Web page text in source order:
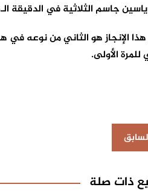
جاسم الثلاثية في الدقيقة الـ88.
للمرة الأولى.
ذات صلة